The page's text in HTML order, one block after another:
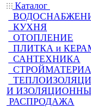
Каталог
КУХНЯ
ОТОПЛЕНИЕ
ПЛИТКА и
САНТЕХНИКА
И
РАСПРОДАЖА